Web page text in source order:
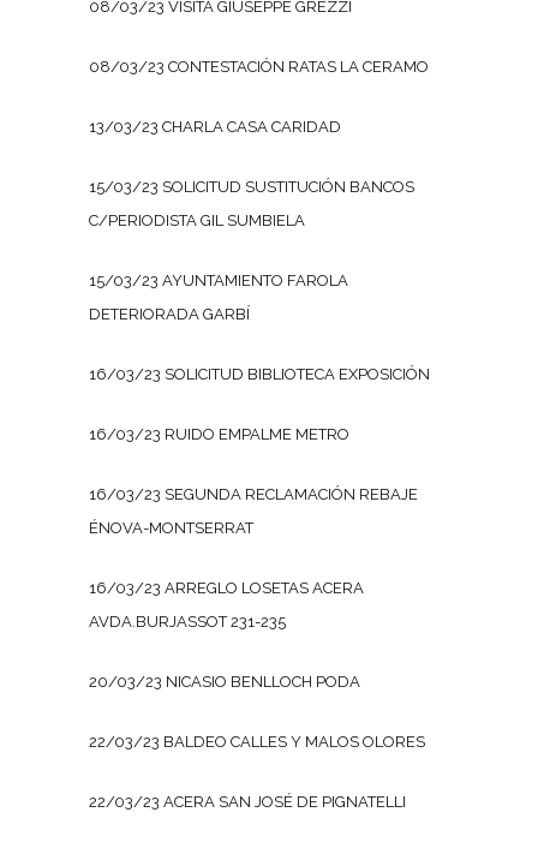
08/03/23 VISITA GIUSEPPE GREZZI
08/03/23 CONTESTACIÓN RATAS LA CERAMO
13/03/23 CHARLA CASA CARIDAD
15/03/23 SOLICITUD SUSTITUCIÓN BANCOS
C/PERIODISTA GIL SUMBIELA
15/03/23 AYUNTAMIENTO FAROLA
DETERIORADA GARBÍ
16/03/23 SOLICITUD BIBLIOTECA EXPOSICIÓN
16/03/23 RUIDO EMPALME METRO
16/03/23 SEGUNDA RECLAMACIÓN REBAJE
ÉNOVA-MONTSERRAT
16/03/23 ARREGLO LOSETAS ACERA
AVDA.BURJASSOT 231-235
20/03/23 NICASIO BENLLOCH PODA
22/03/23 BALDEO CALLES Y MALOS OLORES
22/03/23 ACERA SAN JOSÉ DE PIGNATELLI